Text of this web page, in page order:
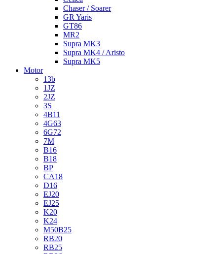
Chaser / Soarer
GR Yaris
GT86
MR2
Supra MK3
Supra MK4 / Aristo
Supra MK5
Motor
13b
1JZ
2JZ
3S
4B11
4G63
6G72
7M
B16
B18
BP
CA18
D16
EJ20
EJ25
K20
K24
M50B25
RB20
RB25